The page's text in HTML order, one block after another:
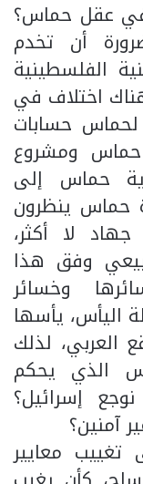
عقل حماس؟
أن تخدم
الفلسطينية
اختلاف في
لحماس حسابات
حماس ومشروع
حماس إلى
حماس ينظرون
لا أكثر،
وفق هذا
وخسائر
اليأس، يأسها
العربي، لذلك
الذي يحكم
إسرائيل؟
آمنين؟
معايير